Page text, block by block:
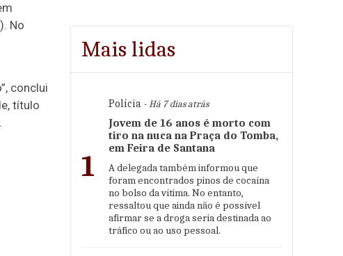
No
conclui
título
Mais lidas
1
Polícia - Há 7 dias atrás
Jovem de 16 anos é morto com
tiro na nuca na Praça do Tomba,
em Feira de Santana
A delegada também informou que
foram encontrados pinos de cocaína
no bolso da vítima. No entanto,
ressaltou que ainda não é possível
afirmar se a droga seria destinada ao
tráfico ou ao uso pessoal.